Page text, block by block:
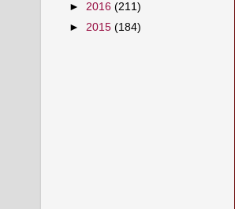
► 2016 (211)
► 2015 (184)